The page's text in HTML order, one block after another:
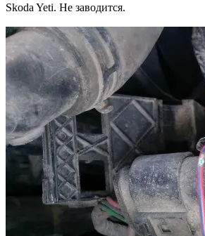
Skoda Yeti. Не заводится.